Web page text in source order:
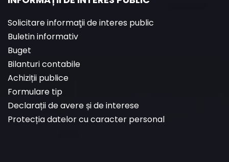
Solicitare informaţii de interes public
Buletin informativ
Buget
Bilanturi contabile
Achiziții publice
Formulare tip
Declarații de avere și de interese
Protecția datelor cu caracter personal